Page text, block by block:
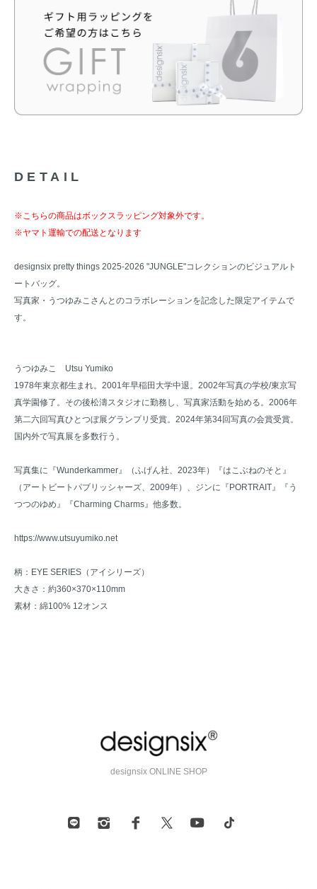
DETAIL
※こちらの商品はボックスラッピング対象外です。
※ヤマト運輸での配送となります
designsix pretty things 2025-2026 "JUNGLE"コレクションのビジュアルト
ートバッグ。
写真家・うつゆみこさんとのコラボレーションを記念した限定アイテムで
す。
うつゆみこ Utsu Yumiko
1978年東京都生まれ。2001年早稲田大学中退。2002年写真の学校/東京写
真学園修了。その後松濤スタジオに勤務し、写真家活動を始める。2006年
第二六回写真ひとつぼ展グランプリ受賞。2024年第34回写真の会賞受賞。
国内外で写真展を多数行う。
写真集に『Wunderkammer』（ふげん社、2023年）『はこぶねのそと』
（アートビートパブリッシャーズ、2009年）、ジンに『PORTRAIT』『う
つつのゆめ』『Charming Charms』他多数。
https://www.utsuyumiko.net
柄：EYE SERIES（アイシリーズ）
大きさ：約360×370×110mm
素材：綿100% 12オンス
designsix ONLINE SHOP